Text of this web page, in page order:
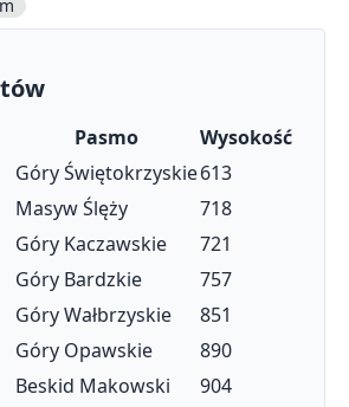
Pasmo
Wysokość
Góry Świętokrzyskie613
Masyw Ślęży
718
Góry Kaczawskie
721
Góry Bardzkie
757
Góry Wałbrzyskie
851
Góry Opawskie
890
Beskid Makowski
904